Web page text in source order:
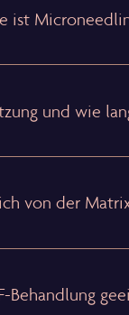
ist
und wie
von der
Behandlung